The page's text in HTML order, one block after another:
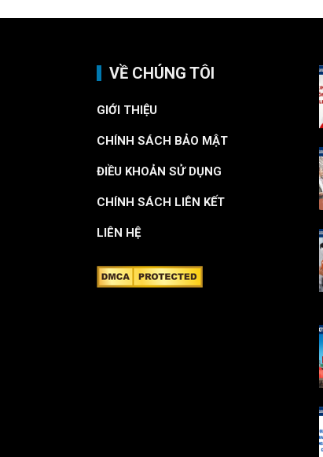
VỀ CHÚNG TÔI
GIỚI THIỆU
CHÍNH SÁCH BẢO MẬT
ĐIỀU KHOẢN SỬ DỤNG
CHÍNH SÁCH LIÊN KẾT
LIÊN HỆ